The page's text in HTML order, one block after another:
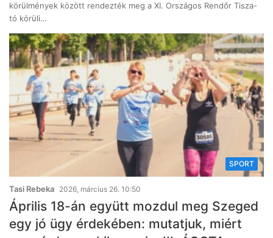
körülmények között rendezték meg a XI. Országos Rendőr Tisza-
tó körüli…
SPORT
Tasi Rebeka 2026, március 26. 10:50
Április 18-án együtt mozdul meg Szeged
egy jó ügy érdekében: mutatjuk, miért